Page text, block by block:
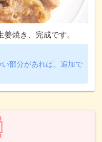
焼き、完成です。
部分があれば、追加で